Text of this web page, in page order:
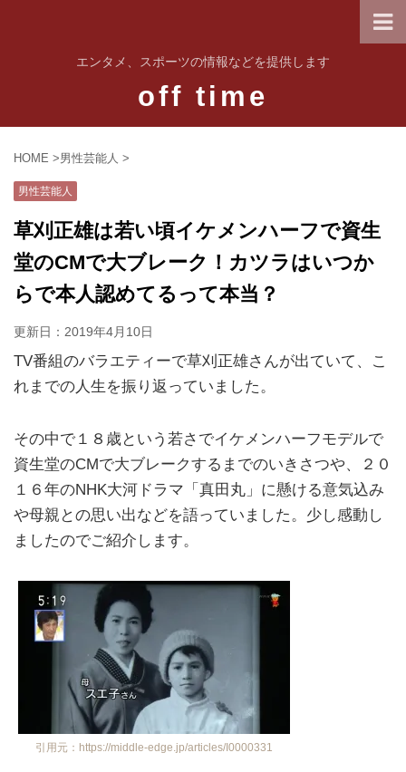
エンタメ、スポーツの情報などを提供します
off time
HOME >男性芸能人 >
男性芸能人
草刈正雄は若い頃イケメンハーフで資生
堂のCMで大ブレーク！カツラはいつか
らで本人認めてるって本当？
更新日： 2019年4月10日
TV番組のバラエティーで草刈正雄さんが出ていて、こ
れまでの人生を振り返っていました。
その中で１８歳という若さでイケメンハーフモデルで
資生堂のCMで大ブレークするまでのいきさつや、２０
１６年のNHK大河ドラマ「真田丸」に懸ける意気込み
や母親との思い出などを語っていました。少し感動し
ましたのでご紹介します。
引用元：https://middle-edge.jp/articles/I0000331